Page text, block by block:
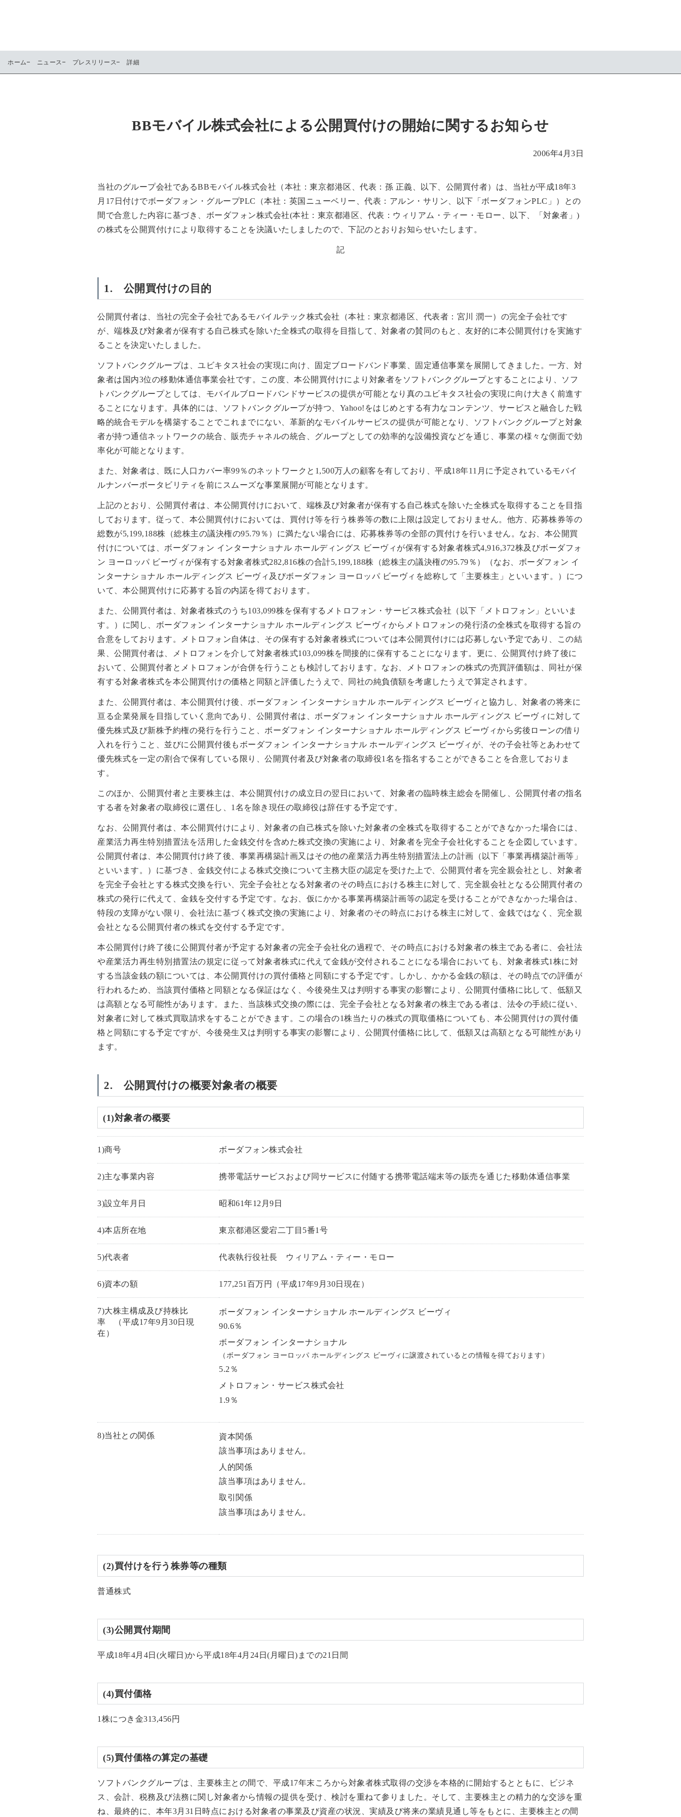
ホーム ニュース プレスリリース 詳細
BBモバイル株式会社による公開買付けの開始に関するお知らせ
2006年4月3日
当社のグループ会社であるBBモバイル株式会社（本社：東京都港区、代表：孫 正義、以下、公開買付者）は、当社が平成18年3
月17日付けでボーダフォン・グループPLC（本社：英国ニューベリー、代表：アルン・サリン、以下「ボーダフォンPLC」）との
間で合意した内容に基づき、ボーダフォン株式会社(本社：東京都港区、代表：ウィリアム・ティー・モロー、以下、「対象者」)
の株式を公開買付けにより取得することを決議いたしましたので、下記のとおりお知らせいたします。
記
1. 公開買付けの目的
公開買付者は、当社の完全子会社であるモバイルテック株式会社（本社：東京都港区、代表者：宮川 潤一）の完全子会社です
が、端株及び対象者が保有する自己株式を除いた全株式の取得を目指して、対象者の賛同のもと、友好的に本公開買付けを実施す
ることを決定いたしました。
ソフトバンクグループは、ユビキタス社会の実現に向け、固定ブロードバンド事業、固定通信事業を展開してきました。一方、対
象者は国内3位の移動体通信事業会社です。この度、本公開買付けにより対象者をソフトバンクグループとすることにより、ソフ
トバンクグループとしては、モバイルブロードバンドサービスの提供が可能となり真のユビキタス社会の実現に向け大きく前進す
ることになります。具体的には、ソフトバンクグループが持つ、Yahoo!をはじめとする有力なコンテンツ、サービスと融合した戦
略的統合モデルを構築することでこれまでにない、革新的なモバイルサービスの提供が可能となり、ソフトバンクグループと対象
者が持つ通信ネットワークの統合、販売チャネルの統合、グループとしての効率的な設備投資などを通じ、事業の様々な側面で効
率化が可能となります。
また、対象者は、既に人口カバー率99％のネットワークと1,500万人の顧客を有しており、平成18年11月に予定されているモバイ
ルナンバーポータビリティを前にスムーズな事業展開が可能となります。
上記のとおり、公開買付者は、本公開買付けにおいて、端株及び対象者が保有する自己株式を除いた全株式を取得することを目指
しております。従って、本公開買付けにおいては、買付け等を行う株券等の数に上限は設定しておりません。他方、応募株券等の
総数が5,199,188株（総株主の議決権の95.79％）に満たない場合には、応募株券等の全部の買付けを行いません。なお、本公開買
付けについては、ボーダフォン インターナショナル ホールディングス ビーヴィが保有する対象者株式4,916,372株及びボーダフォ
ン ヨーロッパ ビーヴィが保有する対象者株式282,816株の合計5,199,188株（総株主の議決権の95.79％）（なお、ボーダフォン イ
ンターナショナル ホールディングス ビーヴィ及びボーダフォン ヨーロッパ ビーヴィを総称して「主要株主」といいます。）につ
いて、本公開買付けに応募する旨の内諾を得ております。
また、公開買付者は、対象者株式のうち103,099株を保有するメトロフォン・サービス株式会社（以下「メトロフォン」といいま
す。）に関し、ボーダフォン インターナショナル ホールディングス ビーヴィからメトロフォンの発行済の全株式を取得する旨の
合意をしております。メトロフォン自体は、その保有する対象者株式については本公開買付けには応募しない予定であり、この結
果、公開買付者は、メトロフォンを介して対象者株式103,099株を間接的に保有することになります。更に、公開買付け終了後に
おいて、公開買付者とメトロフォンが合併を行うことも検討しております。なお、メトロフォンの株式の売買評価額は、同社が保
有する対象者株式を本公開買付けの価格と同額と評価したうえで、同社の純負債額を考慮したうえで算定されます。
また、公開買付者は、本公開買付け後、ボーダフォン インターナショナル ホールディングス ビーヴィと協力し、対象者の将来に
亘る企業発展を目指していく意向であり、公開買付者は、ボーダフォン インターナショナル ホールディングス ビーヴィに対して
優先株式及び新株予約権の発行を行うこと、ボーダフォン インターナショナル ホールディングス ビーヴィから劣後ローンの借り
入れを行うこと、並びに公開買付後もボーダフォン インターナショナル ホールディングス ビーヴィが、その子会社等とあわせて
優先株式を一定の割合で保有している限り、公開買付者及び対象者の取締役1名を指名することができることを合意しておりま
す。
このほか、公開買付者と主要株主は、本公開買付けの成立日の翌日において、対象者の臨時株主総会を開催し、公開買付者の指名
する者を対象者の取締役に選任し、1名を除き現任の取締役は辞任する予定です。
なお、公開買付者は、本公開買付けにより、対象者の自己株式を除いた対象者の全株式を取得することができなかった場合には、
産業活力再生特別措置法を活用した金銭交付を含めた株式交換の実施により、対象者を完全子会社化することを企図しています。
公開買付者は、本公開買付け終了後、事業再構築計画又はその他の産業活力再生特別措置法上の計画（以下「事業再構築計画等」
といいます。）に基づき、金銭交付による株式交換について主務大臣の認定を受けた上で、公開買付者を完全親会社とし、対象者
を完全子会社とする株式交換を行い、完全子会社となる対象者のその時点における株主に対して、完全親会社となる公開買付者の
株式の発行に代えて、金銭を交付する予定です。なお、仮にかかる事業再構築計画等の認定を受けることができなかった場合は、
特段の支障がない限り、会社法に基づく株式交換の実施により、対象者のその時点における株主に対して、金銭ではなく、完全親
会社となる公開買付者の株式を交付する予定です。
本公開買付け終了後に公開買付者が予定する対象者の完全子会社化の過程で、その時点における対象者の株主である者に、会社法
や産業活力再生特別措置法の規定に従って対象者株式に代えて金銭が交付されることになる場合においても、対象者株式1株に対
する当該金銭の額については、本公開買付けの買付価格と同額にする予定です。しかし、かかる金銭の額は、その時点での評価が
行われるため、当該買付価格と同額となる保証はなく、今後発生又は判明する事実の影響により、公開買付価格に比して、低額又
は高額となる可能性があります。また、当該株式交換の際には、完全子会社となる対象者の株主である者は、法令の手続に従い、
対象者に対して株式買取請求をすることができます。この場合の1株当たりの株式の買取価格についても、本公開買付けの買付価
格と同額にする予定ですが、今後発生又は判明する事実の影響により、公開買付価格に比して、低額又は高額となる可能性があり
ます。
2. 公開買付けの概要対象者の概要
(1)対象者の概要
1)商号 ボーダフォン株式会社
2)主な事業内容 携帯電話サービスおよび同サービスに付随する携帯電話端末等の販売を通じた移動体通信事業
3)設立年月日 昭和61年12月9日
4)本店所在地 東京都港区愛宕二丁目5番1号
5)代表者 代表執行役社長 ウィリアム・ティー・モロー
6)資本の額 177,251百万円（平成17年9月30日現在）
7)大株主構成及び持株比
率 （平成17年9月30日現
在）
ボーダフォン インターナショナル ホールディングス ビーヴィ
90.6％
ボーダフォン インターナショナル
（ボーダフォン ヨーロッパ ホールディングス ビーヴィに譲渡されているとの情報を得ております）
5.2％
メトロフォン・サービス株式会社
1.9％
8)当社との関係
資本関係
該当事項はありません。
人的関係
該当事項はありません。
取引関係
該当事項はありません。
(2)買付けを行う株券等の種類
普通株式
(3)公開買付期間
平成18年4月4日(火曜日)から平成18年4月24日(月曜日)までの21日間
(4)買付価格
1株につき金313,456円
(5)買付価格の算定の基礎
ソフトバンクグループは、主要株主との間で、平成17年末ころから対象者株式取得の交渉を本格的に開始するとともに、ビジネ
ス、会計、税務及び法務に関し対象者から情報の提供を受け、検討を重ねて参りました。そして、主要株主との精力的な交渉を重
ね、最終的に、本年3月31日時点における対象者の事業及び資産の状況、実績及び将来の業績見通し等をもとに、主要株主との間